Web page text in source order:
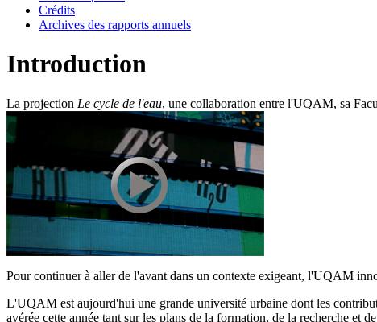
Crédits
Archives des rapports annuels
Introduction
La projection Le cycle de l'eau, une collaboration entre l'UQAM, sa
Pour continuer à aller de l'avant dans un contexte exigeant, l'UQAM
L'UQAM est aujourd'hui une grande université urbaine dont les
avérée cette année tant sur les plans de la formation, de la recherche et